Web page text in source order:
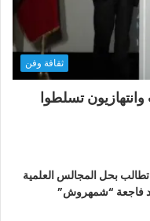
ثقافة وفن
تسلطوا
تطالب بحل المجالس العلمية
فاجعة “شمهروش”